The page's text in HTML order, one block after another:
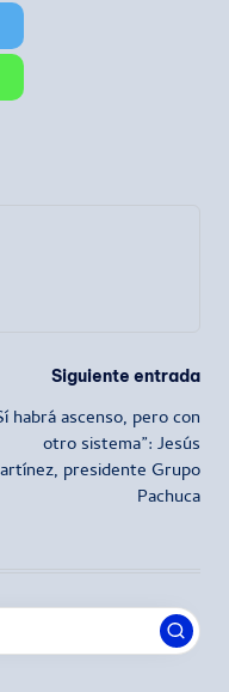
Siguiente entrada
habrá ascenso, pero con
otro sistema”: Jesús
presidente Grupo
Pachuca